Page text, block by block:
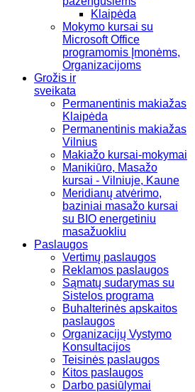
Klaipėda
Mokymo kursai su
Microsoft Office
programomis Įmonėms,
Organizacijoms
Grožis ir
sveikata
Permanentinis makiažas
Klaipėda
Permanentinis makiažas
Vilnius
Makiažo kursai-mokymai
Manikiūro, Masažo
kursai - Vilniuje, Kaune
Meridianų atvėrimo,
baziniai masažo kursai
su BIO energetiniu
masažuokliu
Paslaugos
Vertimų paslaugos
Reklamos paslaugos
Sąmatų sudarymas su
Sistelos programa
Buhalterinės apskaitos
paslaugos
Organizacijų Vystymo
Konsultacijos
Teisinės paslaugos
Kitos paslaugos
Darbo pasiūlymai